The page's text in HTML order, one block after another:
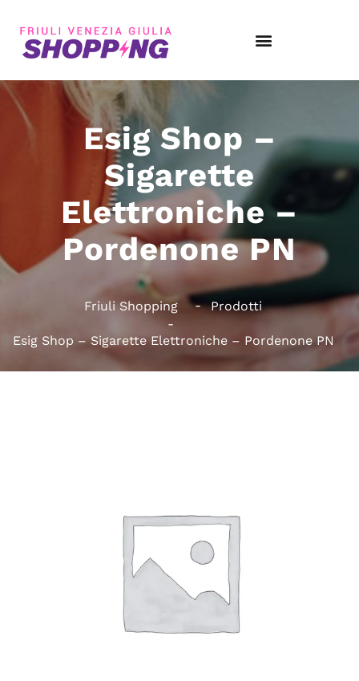
Esig Shop –
Sigarette
Elettroniche –
Pordenone PN
Friuli Shopping Prodotti
Esig Shop – Sigarette Elettroniche – Pordenone PN